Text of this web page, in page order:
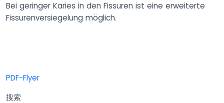
Bei geringer Karies in den Fissuren ist eine erweiterte
Fissurenversiegelung möglich.
PDF-Flyer
搜索